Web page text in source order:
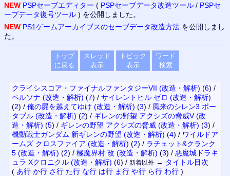
NEW PSPセーブエディター ( PSPセーブデータ改造ツール / PSPセ
ーブデータ復号ツール ) を公開しました。
NEW PS1ゲームアーカイブスのセーブデータ改造方法 を公開しまし
た。
トップ
に戻る
スレッド
表示
トピック
表示
ワード
検索
クライシスコア・ファイナルファンタジーVII (改造・解析) (6) /
ペルソナ (改造・解析) (7) / サイレントヒル ゼロ (改造・解析)
(2) / 俺の屍を越えてゆけ (改造・解析) (3) / 風来のシレン3 ポー
タブル (改造・解析) (2) / ギレンの野望 アクシズの脅威V (改
造・解析) (5) / ギレンの野望 アクシズの脅威 (改造・解析) (3) /
機動戦士ガンダム 新ギレンの野望 (改造・解析) (4) / ワイルドア
ームズ クロスファイア (改造・解析) (2) / ラチェット&クランク
5 (改造・解析) (2) / 極魔界村 改 (改造・解析) (3) / 悪魔城ドラキ
ュラ Xクロニクル (改造・解析) (6) / 新着以外 → タイトル目次
( あ行 か行 さ行 た行 な行 は行 ま行 や行 ら行 わ行 )